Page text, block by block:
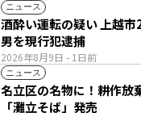
ニュース
2026年8月9日 - 1日前
酒酔い運転の疑い 上越
男を現行犯逮捕
ニュース
名立区の名物に！耕作放
「灘立そば」発売